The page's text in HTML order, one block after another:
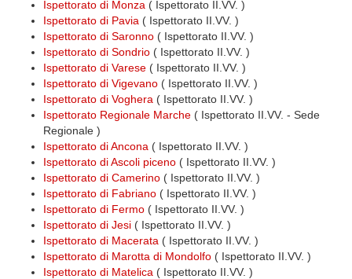
Ispettorato di Monza ( Ispettorato II.VV. )
Ispettorato di Pavia ( Ispettorato II.VV. )
Ispettorato di Saronno ( Ispettorato II.VV. )
Ispettorato di Sondrio ( Ispettorato II.VV. )
Ispettorato di Varese ( Ispettorato II.VV. )
Ispettorato di Vigevano ( Ispettorato II.VV. )
Ispettorato di Voghera ( Ispettorato II.VV. )
Ispettorato Regionale Marche ( Ispettorato II.VV. - Sede
Regionale )
Ispettorato di Ancona ( Ispettorato II.VV. )
Ispettorato di Ascoli piceno ( Ispettorato II.VV. )
Ispettorato di Camerino ( Ispettorato II.VV. )
Ispettorato di Fabriano ( Ispettorato II.VV. )
Ispettorato di Fermo ( Ispettorato II.VV. )
Ispettorato di Jesi ( Ispettorato II.VV. )
Ispettorato di Macerata ( Ispettorato II.VV. )
Ispettorato di Marotta di Mondolfo ( Ispettorato II.VV. )
Ispettorato di Matelica ( Ispettorato II.VV. )